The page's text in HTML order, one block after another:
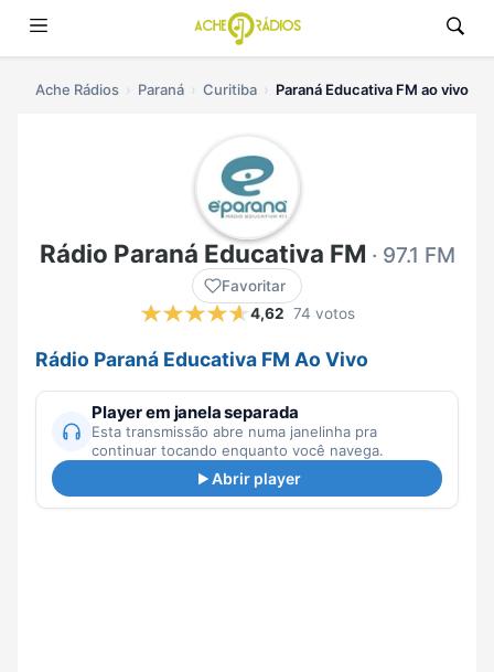
Ache Rádios Paraná Curitiba Paraná Educativa FM ao vivo
Rádio Paraná Educativa FM · 97.1 FM
Favoritar
4,62 74 votos
Rádio Paraná Educativa FM Ao Vivo
Player em janela separada
Esta transmissão abre numa janelinha pra
continuar tocando enquanto você navega.
Abrir player